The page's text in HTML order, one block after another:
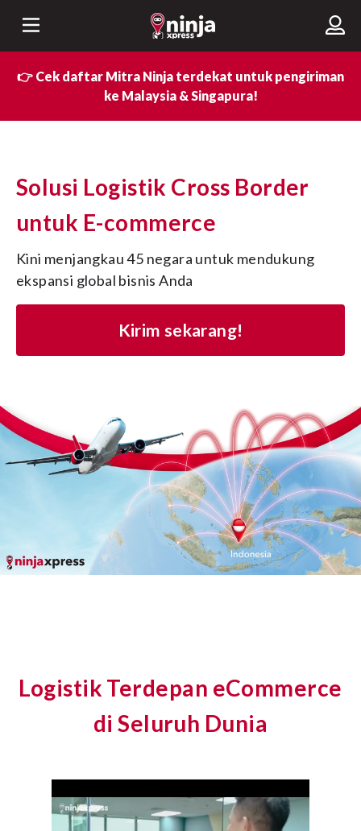
👉 Cek daftar Mitra Ninja terdekat untuk pengiriman
ke Malaysia & Singapura!
Solusi Logistik Cross Border
untuk E-commerce
Kini menjangkau 45 negara untuk mendukung
ekspansi global bisnis Anda
Kirim sekarang!
Logistik Terdepan eCommerce
di Seluruh Dunia